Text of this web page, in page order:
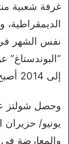
غرفة شعبية
إلى 2014 أصبح في البرلمان الأوروبي.
وحصل شولتز
يونيو/ حزيران
والمعارضة في